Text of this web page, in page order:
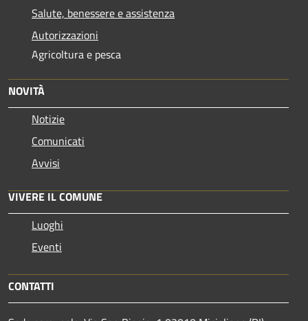
Salute, benessere e assistenza
Autorizzazioni
Agricoltura e pesca
NOVITÀ
Notizie
Comunicati
Avvisi
VIVERE IL COMUNE
Luoghi
Eventi
CONTATTI